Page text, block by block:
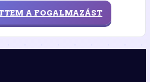
A FOGALMAZÁST